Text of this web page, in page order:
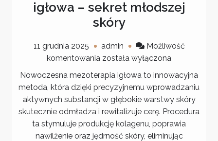
igłowa – sekret młodszej
skóry
11 grudnia 2025 admin
Możliwość
komentowania Innowacyjna
igłowa
sekret
młodszej
skóry
została wyłączona
Nowoczesna mezoterapia igłowa to innowacyjna
metoda, która dzięki precyzyjnemu wprowadzaniu
aktywnych substancji w głębokie warstwy skóry
skutecznie odmładza i rewitalizuje cerę. Procedura
ta stymuluje produkcję kolagenu, poprawia
nawilżenie oraz jędrność skóry, eliminując